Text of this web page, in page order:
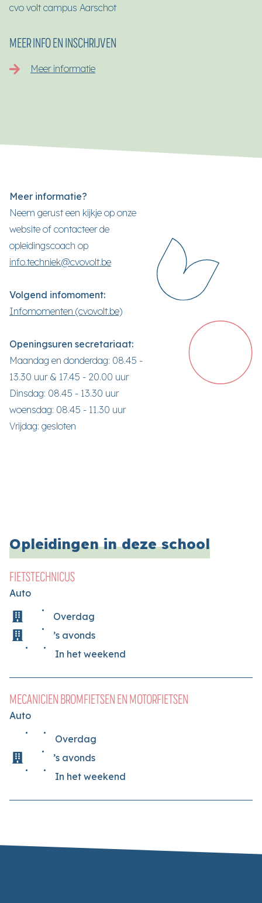
cvo volt campus Aarschot
MEER INFO EN INSCHRIJVEN
Meer informatie
Meer informatie?
Neem gerust een kijkje op onze
website of contacteer de
opleidingscoach op
info.techniek@cvovolt.be
Volgend infomoment:
Infomomenten (cvovolt.be)
Openingsuren secretariaat:
Maandag en donderdag: 08.45 -
13.30 uur & 17.45 - 20.00 uur
Dinsdag: 08.45 - 13.30 uur
woensdag: 08.45 - 11.30 uur
Vrijdag: gesloten
Opleidingen in deze school
FIETSTECHNICUS
Auto
Overdag
’s avonds
In het weekend
MECANICIEN BROMFIETSEN EN MOTORFIETSEN
Auto
Overdag
’s avonds
In het weekend